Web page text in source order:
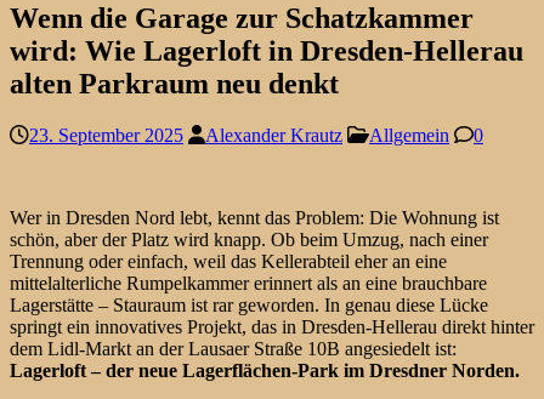
Wenn die Garage zur Schatzkammer
wird: Wie Lagerloft in Dresden-Hellerau
alten Parkraum neu denkt
23. September 2025 Alexander Krautz Allgemein 0
Wer in Dresden Nord lebt, kennt das Problem: Die Wohnung ist
schön, aber der Platz wird knapp. Ob beim Umzug, nach einer
Trennung oder einfach, weil das Kellerabteil eher an eine
mittelalterliche Rumpelkammer erinnert als an eine brauchbare
Lagerstätte – Stauraum ist rar geworden. In genau diese Lücke
springt ein innovatives Projekt, das in Dresden-Hellerau direkt hinter
dem Lidl-Markt an der Lausaer Straße 10B angesiedelt ist:
Lagerloft – der neue Lagerflächen-Park im Dresdner Norden.